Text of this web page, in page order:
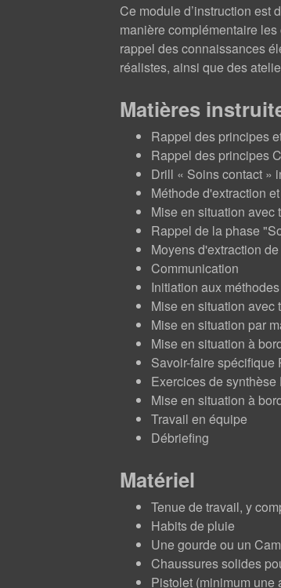
Ce module d’instruction
manière complémentaire
rappel des connaissances
réalistes, ainsi que des
Matières
Rappel des principes
Rappel des principes
Drill « Soins contact »
Méthode d'extraction
Mise en situation avec
Rappel de la phase
Moyens d'extraction
Communication
Initiation aux
Mise en situation avec
Mise en situation par
Mise en situation à
Savoir-faire spécifique
Exercices de synthèse
Mise en situation à
Travail en équipe
Débriefing
Matériel
Tenue de travail, y
Habits de pluie
Une gourde ou un
Chaussures solides
Pistolet (minimum une